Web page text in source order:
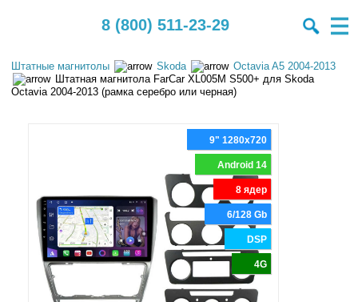
8 (800) 511-23-29
Штатные магнитолы Skoda
Octavia A5 2004-2013
Штатная магнитола FarCar XL005M S500+ для Skoda
Octavia 2004-2013 (рамка серебро или черная)
9" 1280x720
Android 14
8 ядер
6/128 Gb
DSP
4G